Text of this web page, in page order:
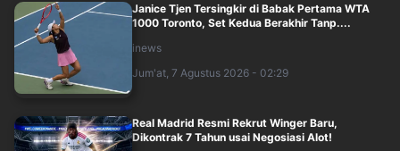
Janice Tjen Tersingkir di Babak Pertama WTA
1000 Toronto, Set Kedua Berakhir Tanp....
inews
Jum'at, 7 Agustus 2026 - 02:29
Real Madrid Resmi Rekrut Winger Baru,
Dikontrak 7 Tahun usai Negosiasi Alot!